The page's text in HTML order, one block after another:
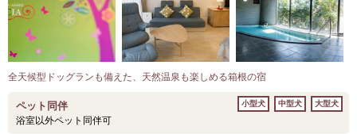
全天候型ドッグランも備えた、天然温泉も楽しめる箱根の宿
ペット同伴
浴室以外ペット同伴可
小型犬 中型犬 大型犬